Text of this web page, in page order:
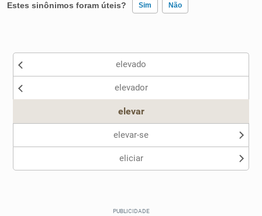
Estes sinônimos foram úteis? Sim Não
Nenhum dos sinônimos apresentados me ajudou
elevado
elevador
elevar
elevar-se
eliciar